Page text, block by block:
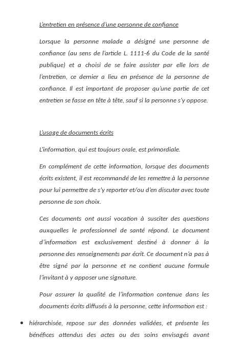
L’entretien en présence d’une personne de confiance
Lorsque la personne malade a désigné une personne de
confiance (au sens de l’article L. 1111-6 du Code de la santé
publique) et a choisi de se faire assister par elle lors de
l’entretien, ce dernier a lieu en présence de la personne de
confiance. Il est important de proposer qu’une partie de cet
entretien se fasse en tête à tête, sauf si la personne s’y oppose.
L’usage de documents écrits
L’information, qui est toujours orale, est primordiale.
En complément de cette information, lorsque des documents
écrits existent, il est recommandé de les remettre à la personne
pour lui permettre de s’y reporter et/ou d’en discuter avec toute
personne de son choix.
Ces documents ont aussi vocation à susciter des questions
auxquelles le professionnel de santé répond. Le document
d’information est exclusivement destiné à donner à la
personne des renseignements par écrit. Ce document n’a pas à
être signé par la personne et ne contient aucune formule
l’invitant à y apposer une signature.
Pour assurer la qualité de l’information contenue dans les
documents écrits diffusés à la personne, cette information est :
hiérarchisée, repose sur des données validées, et présente les
bénéfices attendus des actes ou des soins envisagés avant